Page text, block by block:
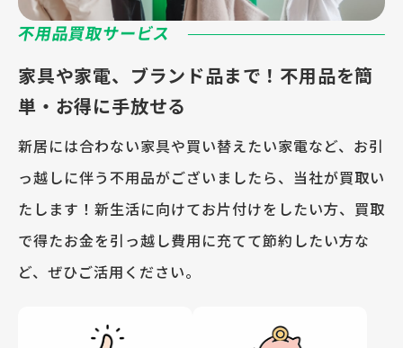
不用品買取サービス
家具や家電、ブランド品まで！不用品を簡
単・お得に手放せる
新居には合わない家具や買い替えたい家電など、お引
っ越しに伴う不用品がございましたら、当社が買取い
たします！新生活に向けてお片付けをしたい方、買取
で得たお金を引っ越し費用に充てて節約したい方な
ど、ぜひご活用ください。